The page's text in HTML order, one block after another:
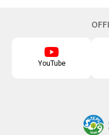
YouTube